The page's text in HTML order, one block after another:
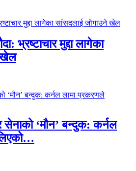
भ्रष्टाचार मुद्दा लागेका
खेल
सेनाको ‘मौन’ बन्दुक: कर्नल